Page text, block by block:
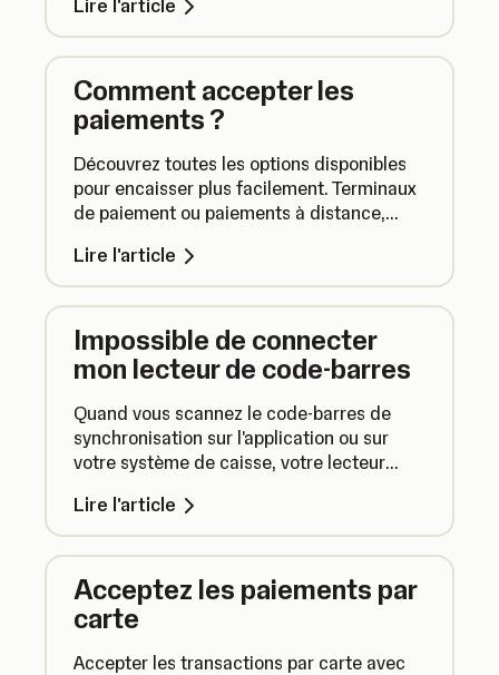
Lire l'article
Comment accepter les
paiements ?
Découvrez toutes les options disponibles
pour encaisser plus facilement. Terminaux
de paiement ou paiements à distance,
Lire l'article
Impossible de connecter
mon lecteur de code-barres
Quand vous scannez le code-barres de
synchronisation sur l'application ou sur
votre système de caisse, votre lecteur
se peut que vous ayez un problème de
connectivité.
Lire l'article
Acceptez les paiements par
carte
Accepter les transactions par carte avec